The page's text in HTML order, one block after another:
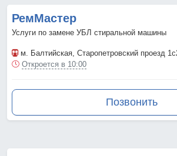
РемМастер
Услуги по замене УБЛ стиральной машины
м. Балтийская, Старопетровский проезд
Откроется в 10:00
Позвонить